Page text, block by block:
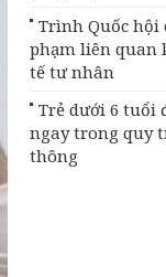
Trình Quốc hội
phạm liên quan
tế tư nhân
Trẻ dưới 6 tuổi
ngay trong quy
thông